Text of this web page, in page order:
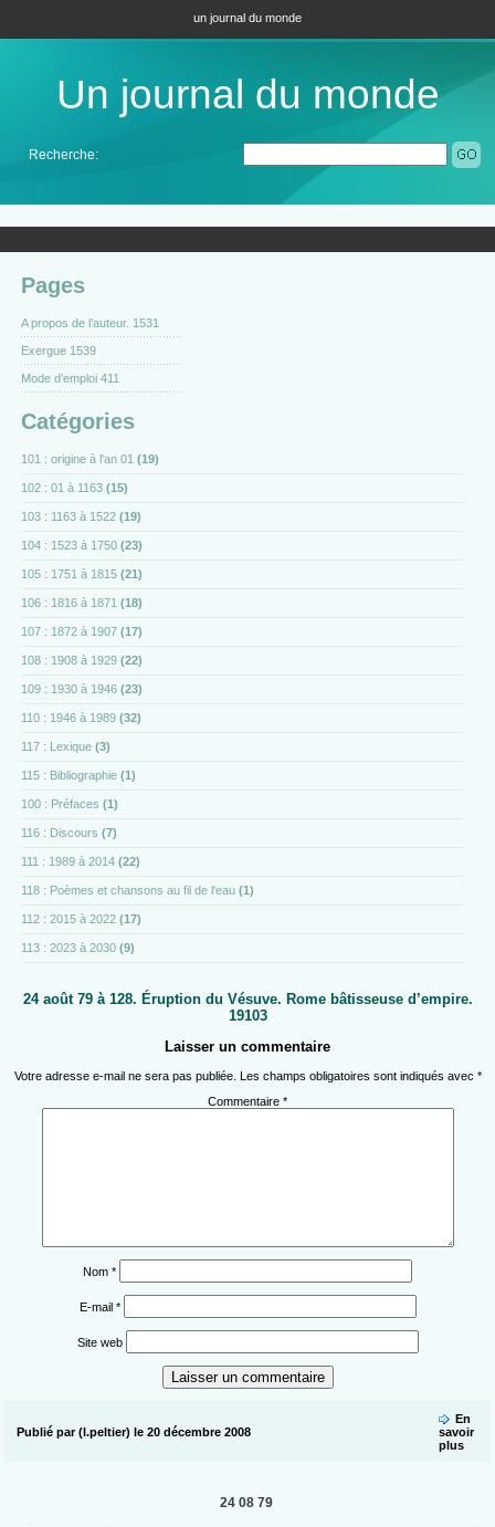
un journal du monde
Un journal du monde
Recherche:
Pages
A propos de l’auteur. 1531
Exergue 1539
Mode d’emploi 411
Catégories
101 : origine à l'an 01 (19)
102 : 01 à 1163 (15)
103 : 1163 à 1522 (19)
104 : 1523 à 1750 (23)
105 : 1751 à 1815 (21)
106 : 1816 à 1871 (18)
107 : 1872 à 1907 (17)
108 : 1908 à 1929 (22)
109 : 1930 à 1946 (23)
110 : 1946 à 1989 (32)
117 : Lexique (3)
115 : Bibliographie (1)
100 : Préfaces (1)
116 : Discours (7)
111 : 1989 à 2014 (22)
118 : Poèmes et chansons au fil de l'eau (1)
112 : 2015 à 2022 (17)
113 : 2023 à 2030 (9)
24 août 79 à 128. Éruption du Vésuve. Rome bâtisseuse d’empire.
19103
Laisser un commentaire
Votre adresse e-mail ne sera pas publiée. Les champs obligatoires sont indiqués avec *
Commentaire *
Nom *
E-mail *
Site web
Publié par (l.peltier) le 20 décembre 2008
En
savoir
plus
24 08 79